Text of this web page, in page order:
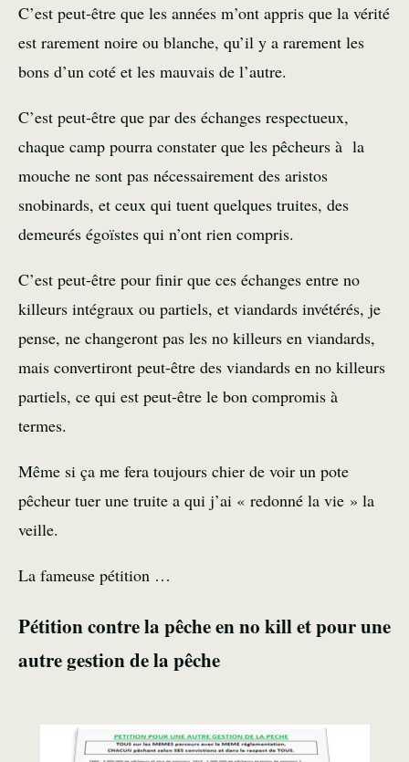
C’est peut-être que les années m’ont appris que la vérité
est rarement noire ou blanche, qu’il y a rarement les
bons d’un coté et les mauvais de l’autre.
C’est peut-être que par des échanges respectueux,
chaque camp pourra constater que les pêcheurs à la
mouche ne sont pas nécessairement des aristos
snobinards, et ceux qui tuent quelques truites, des
demeurés égoïstes qui n’ont rien compris.
C’est peut-être pour finir que ces échanges entre no
killeurs intégraux ou partiels, et viandards invétérés, je
pense, ne changeront pas les no killeurs en viandards,
mais convertiront peut-être des viandards en no killeurs
partiels, ce qui est peut-être le bon compromis à
termes.
Même si ça me fera toujours chier de voir un pote
pêcheur tuer une truite a qui j’ai « redonné la vie » la
veille.
La fameuse pétition …
Pétition contre la pêche en no kill et pour une
autre gestion de la pêche